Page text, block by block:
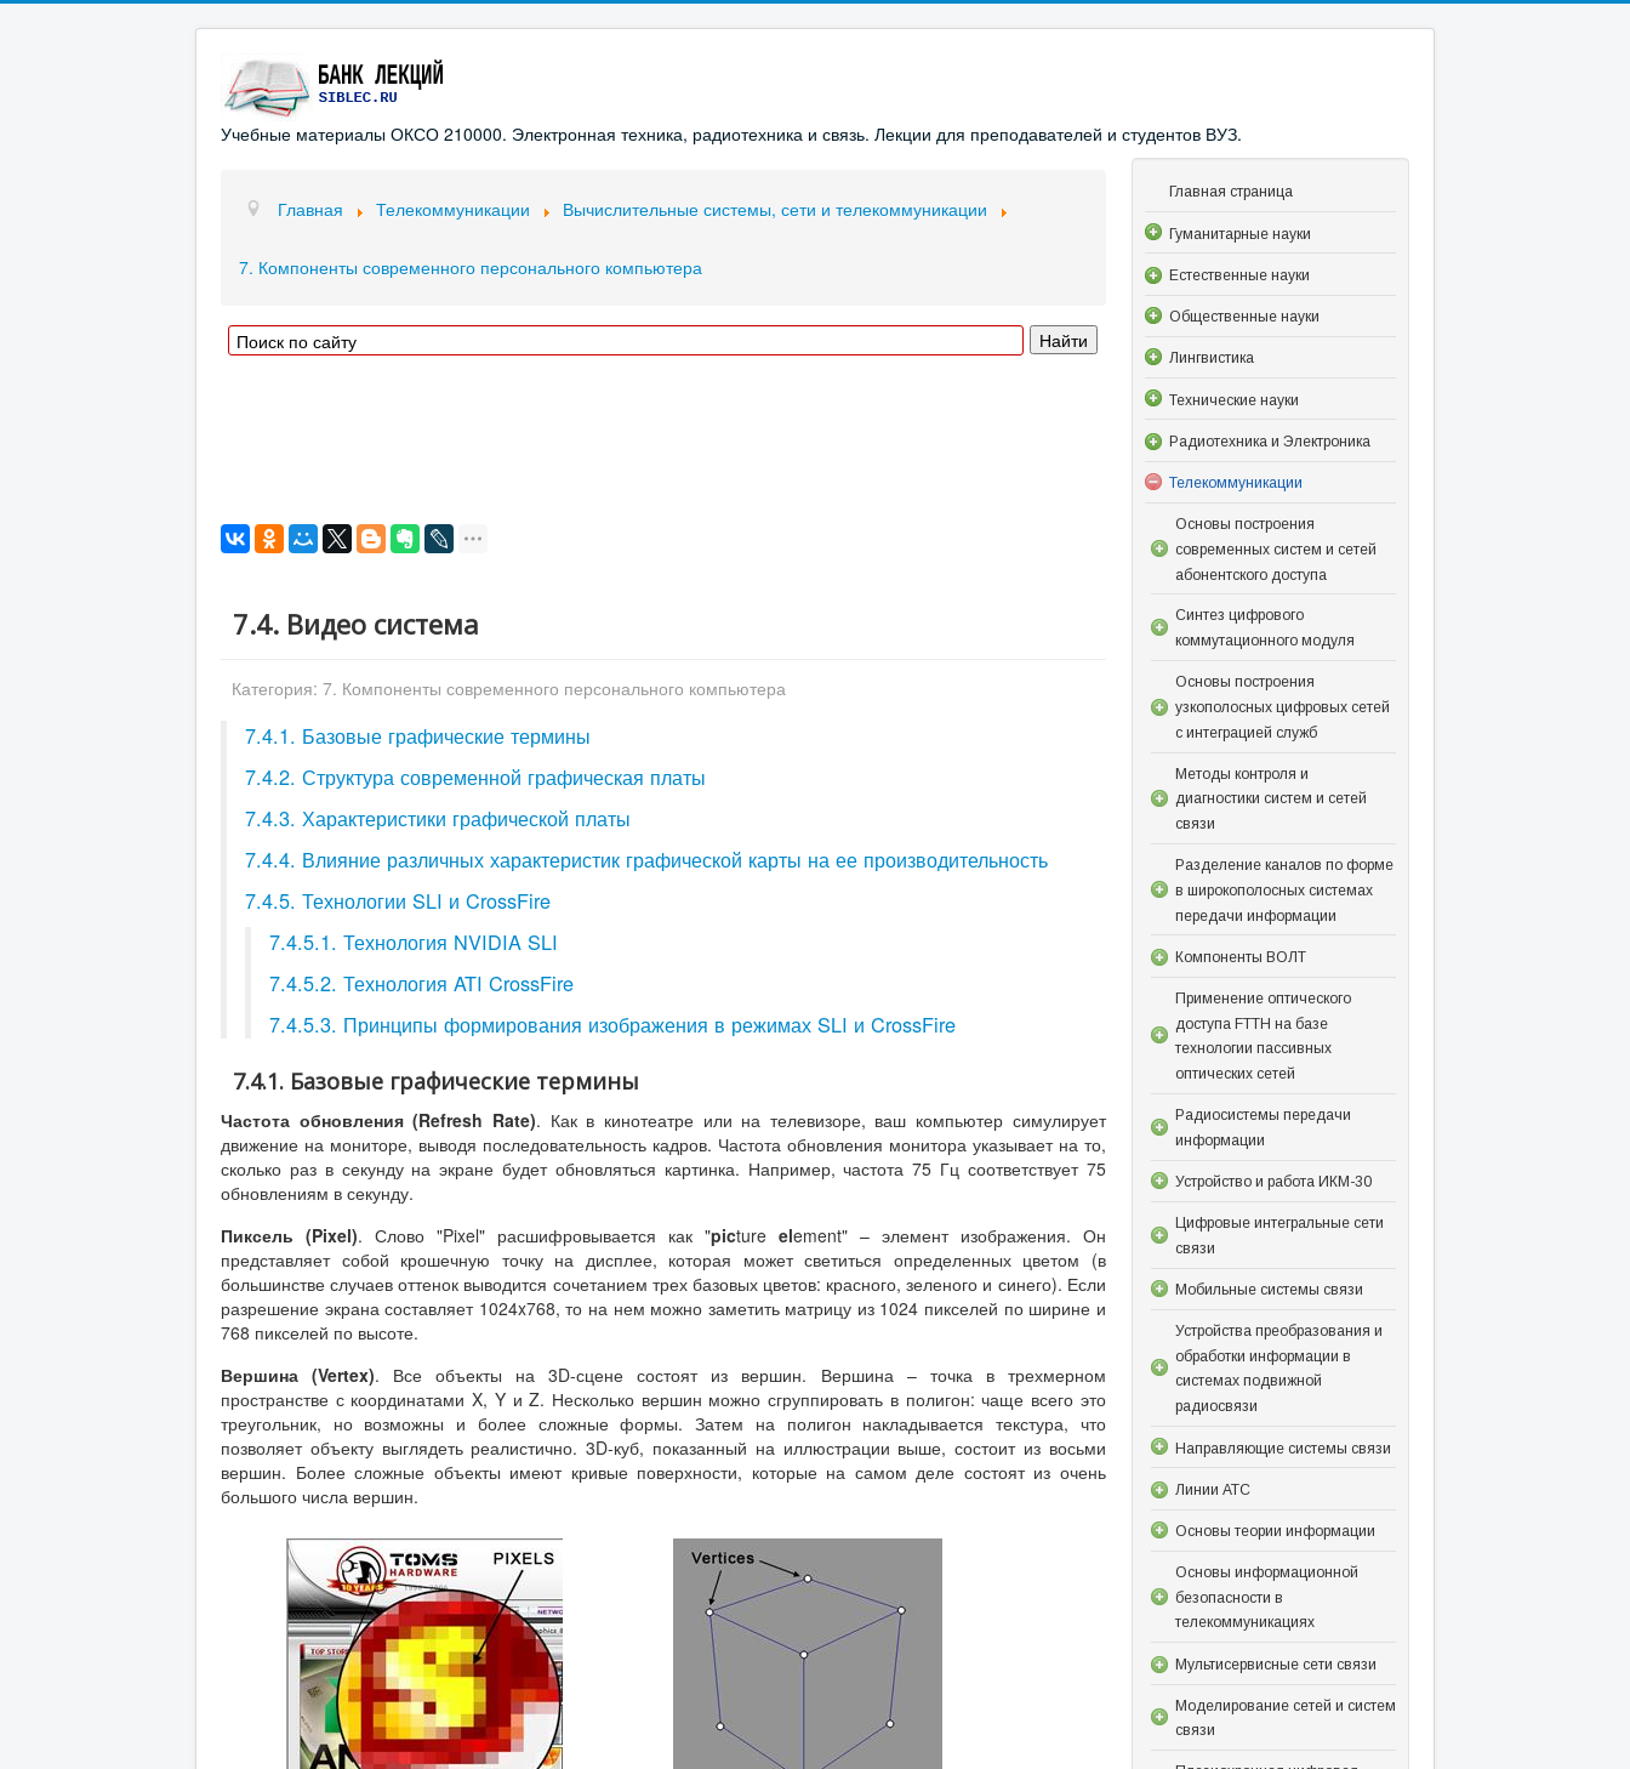
Учебные материалы ОКСО 210000. Электронная техника, радиотехника и связь. Лекции для преподавателей и студентов ВУЗ.
Главная Телекоммуникации Вычислительные системы, сети и телекоммуникации
7. Компоненты современного персонального компьютера
7.4. Видео система
Категория: 7. Компоненты современного персонального компьютера
7.4.1. Базовые графические термины
7.4.2. Структура современной графическая платы
7.4.3. Характеристики графической платы
7.4.4. Влияние различных характеристик графической карты на ее производительность
7.4.5. Технологии SLI и CrossFire
7.4.5.1. Технология NVIDIA SLI
7.4.5.2. Технология ATI CrossFire
7.4.5.3. Принципы формирования изображения в режимах SLI и CrossFire
7.4.1. Базовые графические термины
Частота обновления (Refresh Rate). Как в кинотеатре или на телевизоре, ваш компьютер симулирует
движение на мониторе, выводя последовательность кадров. Частота обновления монитора указывает на то,
сколько раз в секунду на экране будет обновляться картинка. Например, частота 75 Гц соответствует 75
обновлениям в секунду.
Пиксель (Pixel). Слово "Pixel" расшифровывается как "picture element" – элемент изображения. Он
представляет собой крошечную точку на дисплее, которая может светиться определенных цветом (в
большинстве случаев оттенок выводится сочетанием трех базовых цветов: красного, зеленого и синего). Если
разрешение экрана составляет 1024x768, то на нем можно заметить матрицу из 1024 пикселей по ширине и
768 пикселей по высоте.
Вершина (Vertex). Все объекты на 3D-сцене состоят из вершин. Вершина – точка в трехмерном
пространстве с координатами X, Y и Z. Несколько вершин можно сгруппировать в полигон: чаще всего это
треугольник, но возможны и более сложные формы. Затем на полигон накладывается текстура, что
позволяет объекту выглядеть реалистично. 3D-куб, показанный на иллюстрации выше, состоит из восьми
вершин. Более сложные объекты имеют кривые поверхности, которые на самом деле состоят из очень
большого числа вершин.
Главная страница
Гуманитарные науки
Естественные науки
Общественные науки
Лингвистика
Технические науки
Радиотехника и Электроника
Телекоммуникации
Основы построения
современных систем и сетей
абонентского доступа
Синтез цифрового
коммутационного модуля
Основы построения
узкополосных цифровых сетей
с интеграцией служб
Методы контроля и
диагностики систем и сетей
связи
Разделение каналов по форме
в широкополосных системах
передачи информации
Компоненты ВОЛТ
Применение оптического
доступа FTTH на базе
технологии пассивных
оптических сетей
Радиосистемы передачи
информации
Устройство и работа ИКМ-30
Цифровые интегральные сети
связи
Мобильные системы связи
Устройства преобразования и
обработки информации в
системах подвижной
радиосвязи
Направляющие системы связи
Линии АТС
Основы теории информации
Основы информационной
безопасности в
телекоммуникациях
Мультисервисные сети связи
Моделирование сетей и систем
связи